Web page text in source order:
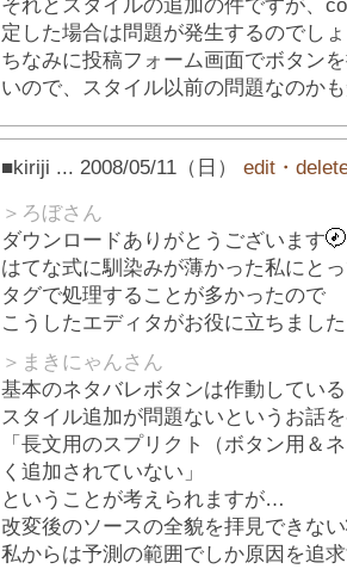
それとスタイルの追加の件ですが、
定した場合は問題が発生するのでし
ちなみに投稿フォーム画面でボタン
いので、スタイル以前の問題なのか
■kiriji ... 2008/05/11（日） edit・
＞ろぼさん
ダウンロードありがとうございます
はてな式に馴染みが薄かった私にと
タグで処理することが多かったので
こうしたエディタがお役に立ちまし
＞まきにゃんさん
基本のネタバレボタンは作動してい
スタイル追加が問題ないというお話
「長文用のスプリクト（ボタン用＆
く追加されていない」
ということが考えられますが…
改変後のソースの全貌を拝見できな
私からは予測の範囲でしか原因を追